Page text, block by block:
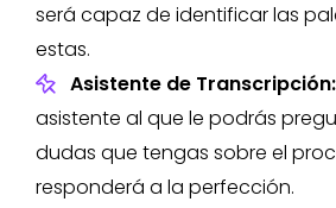
será capaz de identificar las
estas.
Asistente de Transcripción:
asistente al que le podrás
dudas que tengas sobre el
responderá a la perfección.